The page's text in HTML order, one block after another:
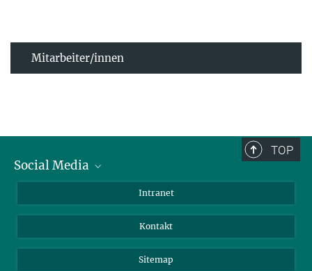
Mitarbeiter/innen
TOP
Social Media
LinkedIn
Intranet
Kontakt
Sitemap